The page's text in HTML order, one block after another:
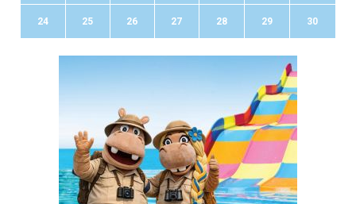
24 25 26 27 28 29 30